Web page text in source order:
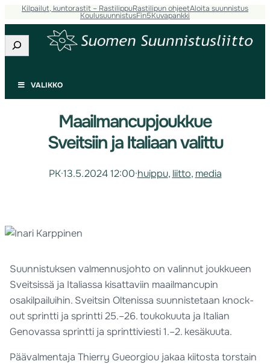
Kilpailut, kuntorastit – RastilippuRastilipun ohjeetAloita suunnistus
KoulusuunnistusFin5Kuvapankki
Etsi
VALIKKO
Maailmancupjoukkue
Sveitsiin ja Italiaan valittu
PK·13.5.2024 12:00·huippu, liitto, media
Suunnistuksen valmennusjohto on valinnut joukkueen
Sveitsissä ja Italiassa kisattaviin maailmancupin
osakilpailuihin. Sveitsin Oltenissa suunnistetaan knock-
out sprintti ja sprintti 25.–26. toukokuuta ja Italian
Genovassa sprintti ja sprinttiviesti 1.–2. kesäkuuta.
Päävalmentaja Thierry Gueorgiou jakaa kiitosta torstain